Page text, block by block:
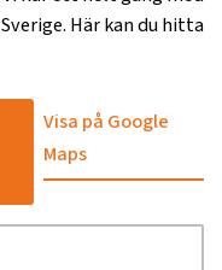
Här kan du hitta
Visa på Google
Maps